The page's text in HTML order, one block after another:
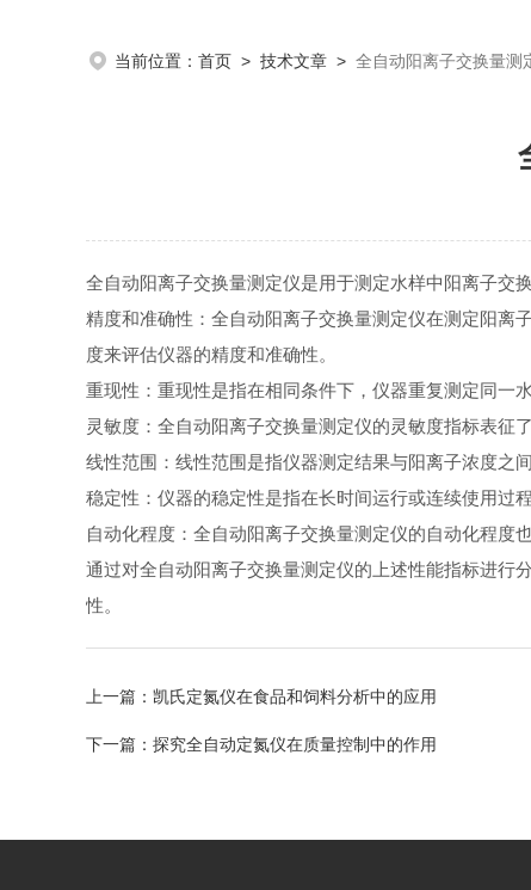
当前位置： 首页 > 技术文章 > 全自动阳离子交换量测
全自动阳离子交换量测定仪是用于测定水样中阳离子交
精度和准确性：全自动阳离子交换量测定仪在测定阳离
度来评估仪器的精度和准确性。
重现性：重现性是指在相同条件下，仪器重复测定同一
灵敏度：全自动阳离子交换量测定仪的灵敏度指标表征
线性范围：线性范围是指仪器测定结果与阳离子浓度之
稳定性：仪器的稳定性是指在长时间运行或连续使用过
自动化程度：全自动阳离子交换量测定仪的自动化程度
通过对全自动阳离子交换量测定仪的上述性能指标进行
性。
上一篇： 凯氏定氮仪在食品和饲料分析中的应用
下一篇： 探究全自动定氮仪在质量控制中的作用